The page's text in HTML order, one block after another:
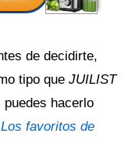
de decidirte,
tipo que JUILIST
puedes hacerlo
Los favoritos de